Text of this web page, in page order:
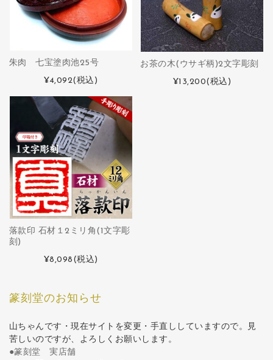
朱肉 七宝塗肉池25号
¥4,092(税込)
お茶の木(ウサギ柄)2文字彫刻
¥13,200(税込)
落款印 石材１2ミリ角(1文字彫
刻)
¥8,098 (税込)
篆刻堂のお知らせ
山ちゃんです・現在サイトを変更・手直ししていますので。見
苦しいのですが、よろしくお願いします。
●篆刻堂 実店舗